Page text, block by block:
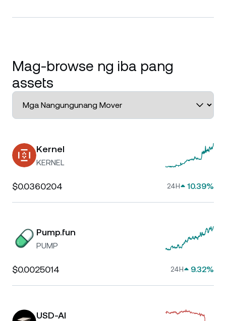
Mag-browse ng iba pang
assets
Kernel
KERNEL
$0.0360204 24H 10.39%
Pump.fun
PUMP
$0.0025014 24H 9.32%
USD-AI